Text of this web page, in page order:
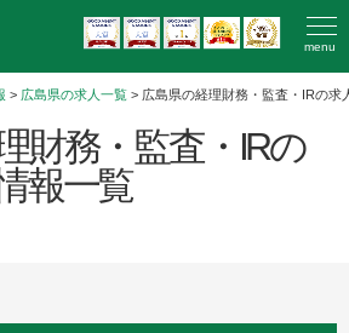
menu
> 広島県の求人一覧 > 広島県の経理財務・監査・IRの求
財務・監査・IRの
報一覧